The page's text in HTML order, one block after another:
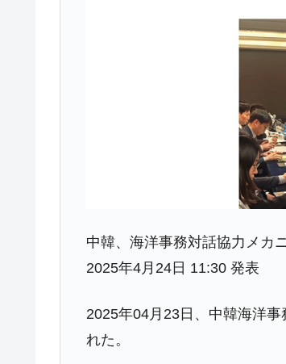
中韓、海洋事務対話協力メカ
2025年4月24日 11:30 発表
2025年04月23日、中韓海洋
れた。